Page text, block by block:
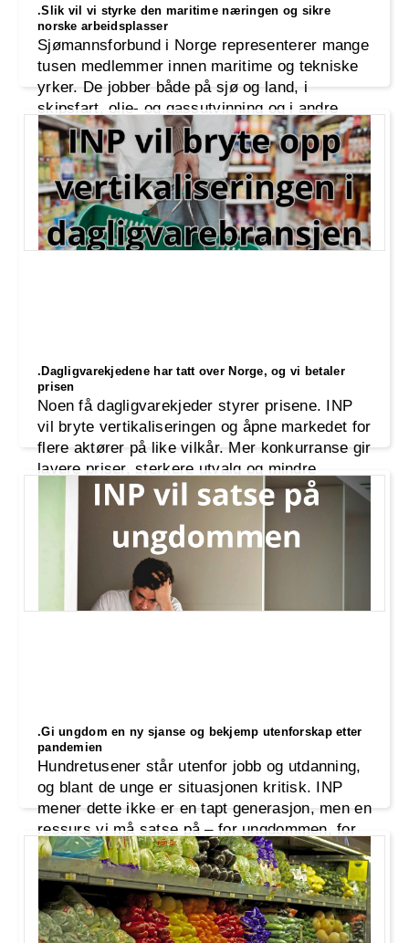
.Slik vil vi styrke den maritime næringen og sikre
norske arbeidsplasser
Sjømannsforbund i Norge representerer mange
tusen medlemmer innen maritime og tekniske
yrker. De jobber både på sjø og land, i
skipsfart, olje- og gassutvinning og i andre
tekniske virksomheter.
.Dagligvarekjedene har tatt over Norge, og vi betaler
prisen
Noen få dagligvarekjeder styrer prisene. INP
vil bryte vertikaliseringen og åpne markedet for
flere aktører på like vilkår. Mer konkurranse gir
lavere priser, sterkere utvalg og mindre
grensehandel, slik beholder vi arbeidsplasser
og verdiskaping i Norge.
.Gi ungdom en ny sjanse og bekjemp utenforskap etter
pandemien
Hundretusener står utenfor jobb og utdanning,
og blant de unge er situasjonen kritisk. INP
mener dette ikke er en tapt generasjon, men en
ressurs vi må satse på – for ungdommen, for
lokalsamfunnene og for Norge.